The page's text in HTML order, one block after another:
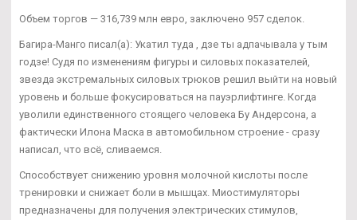
Объем торгов — 316,739 млн евро, заключено 957 сделок.
Багира-Манго писал(а): Укатил туда , дзе ты адпачывала у тым
годзе! Судя по изменениям фигуры и силовых показателей,
звезда экстремальных силовых трюков решил выйти на новый
уровень и больше фокусироваться на пауэрлифтинге. Когда
уволили единственного стоящего человека Бу Андерсона, а
фактически Илона Маска в автомобильном строение - сразу
написал, что всё, сливаемся.
Способствует снижению уровня молочной кислоты после
тренировки и снижает боли в мышцах. Миостимуляторы
предназначены для получения электрических стимулов,